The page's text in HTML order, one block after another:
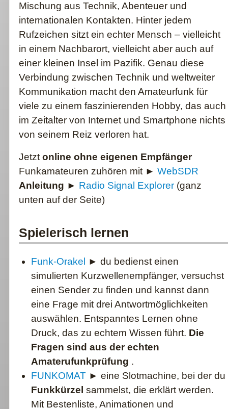
Mischung aus Technik, Abenteuer und
internationalen Kontakten. Hinter jedem
Rufzeichen sitzt ein echter Mensch – vielleicht
in einem Nachbarort, vielleicht aber auch auf
einer kleinen Insel im Pazifik. Genau diese
Verbindung zwischen Technik und weltweiter
Kommunikation macht den Amateurfunk für
viele zu einem faszinierenden Hobby, das auch
im Zeitalter von Internet und Smartphone nichts
von seinem Reiz verloren hat.
Jetzt online ohne eigenen Empfänger
Funkamateuren zuhören mit ► WebSDR
Anleitung ► Radio Signal Explorer (ganz
unten auf der Seite)
Spielerisch lernen
Funk-Orakel ► du bedienst einen
simulierten Kurzwellenempfänger, versuchst
einen Sender zu finden und kannst dann
eine Frage mit drei Antwortmöglichkeiten
auswählen. Entspanntes Lernen ohne
Druck, das zu echtem Wissen führt. Die
Fragen sind aus der echten
Amaterufunkprüfung .
FUNKOMAT ► eine Slotmachine, bei der du
Funkkürzel sammelst, die erklärt werden.
Mit Bestenliste, Animationen und